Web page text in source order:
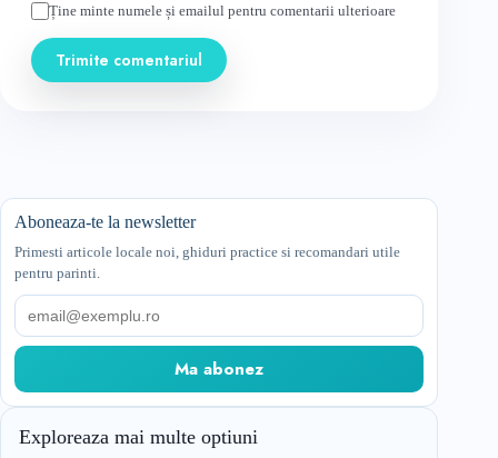
Ține minte numele și emailul pentru comentarii ulterioare
Trimite comentariul
Aboneaza-te la newsletter
Primesti articole locale noi, ghiduri practice si recomandari utile
pentru parinti.
Email
Ma abonez
Exploreaza mai multe optiuni